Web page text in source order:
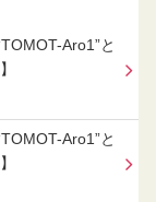
Aro1”と
Aro1”と